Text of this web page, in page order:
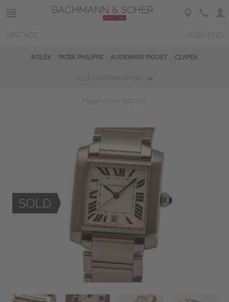
ROLEX PATEK PHILIPPE AUDEMARS PIGUET CZAPEK